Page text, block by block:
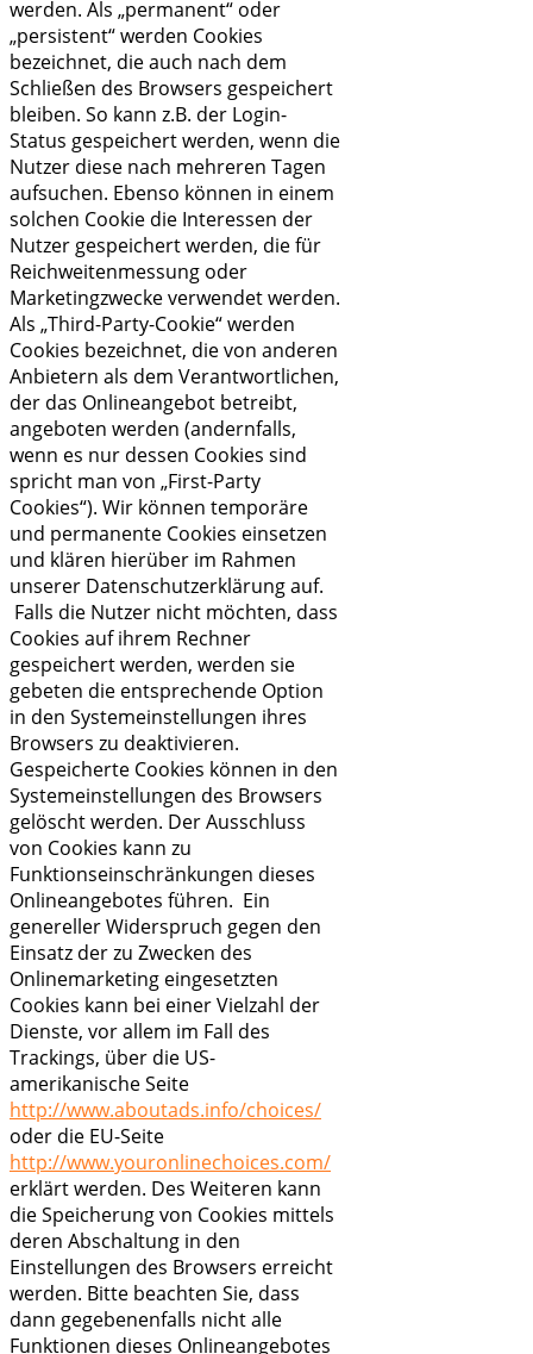
werden. Als „permanent“ oder
„persistent“ werden Cookies
bezeichnet, die auch nach dem
Schließen des Browsers gespeichert
bleiben. So kann z.B. der Login-
Status gespeichert werden, wenn die
Nutzer diese nach mehreren Tagen
aufsuchen. Ebenso können in einem
solchen Cookie die Interessen der
Nutzer gespeichert werden, die für
Reichweitenmessung oder
Marketingzwecke verwendet werden.
Als „Third-Party-Cookie“ werden
Cookies bezeichnet, die von anderen
Anbietern als dem Verantwortlichen,
der das Onlineangebot betreibt,
angeboten werden (andernfalls,
wenn es nur dessen Cookies sind
spricht man von „First-Party
Cookies“). Wir können temporäre
und permanente Cookies einsetzen
und klären hierüber im Rahmen
unserer Datenschutzerklärung auf.
Falls die Nutzer nicht möchten, dass
Cookies auf ihrem Rechner
gespeichert werden, werden sie
gebeten die entsprechende Option
in den Systemeinstellungen ihres
Browsers zu deaktivieren.
Gespeicherte Cookies können in den
Systemeinstellungen des Browsers
gelöscht werden. Der Ausschluss
von Cookies kann zu
Funktionseinschränkungen dieses
Onlineangebotes führen. Ein
genereller Widerspruch gegen den
Einsatz der zu Zwecken des
Onlinemarketing eingesetzten
Cookies kann bei einer Vielzahl der
Dienste, vor allem im Fall des
Trackings, über die US-
amerikanische Seite
http://www.aboutads.info/choices/
oder die EU-Seite
http://www.youronlinechoices.com/
erklärt werden. Des Weiteren kann
die Speicherung von Cookies mittels
deren Abschaltung in den
Einstellungen des Browsers erreicht
werden. Bitte beachten Sie, dass
dann gegebenenfalls nicht alle
Funktionen dieses Onlineangebotes